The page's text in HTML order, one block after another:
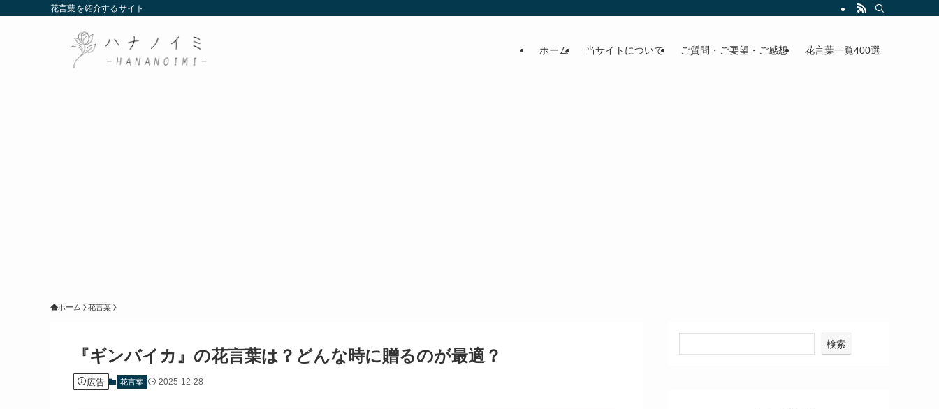
花言葉を紹介するサイト
ホーム 当サイトについて ご質問・ご要望・ご感想 花言葉一覧400選
ホーム 花言葉
『ギンバイカ』の花言葉は？どんな時に贈るのが最適？
広告 花言葉 2025-12-28
検索